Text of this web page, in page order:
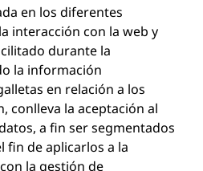
en los diferentes
interacción con la web y
durante la
la información
en relación a los
conlleva la aceptación al
a fin ser segmentados
fin de aplicarlos a la
la gestión de